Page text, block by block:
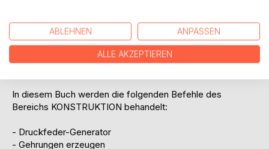
Takt-Motor erstellt wurde.
Dieser Motor wird im vorliegenden Buch um ein komplettes
In diesem Buch werden die folgenden Befehle des
Bereichs KONSTRUKTION behandelt:
- Druckfeder-Generator
- Gehrungen erzeugen
ABLEHNEN ANPASSEN
ALLE AKZEPTIEREN